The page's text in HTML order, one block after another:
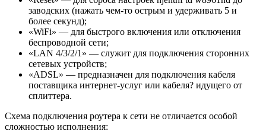
заводских (нажать чем-то острым и удерживать 5 и
более секунд);
«WiFi» — для быстрого включения или отключения
беспроводной сети;
«LAN 4/3/2/1» — служит для подключения сторонних
сетевых устройств;
«ADSL» — предназначен для подключения кабеля
поставщика интернет-услуг или кабеля? идущего от
сплиттера.
Схема подключения роутера к сети не отличается особой
сложностью исполнения: